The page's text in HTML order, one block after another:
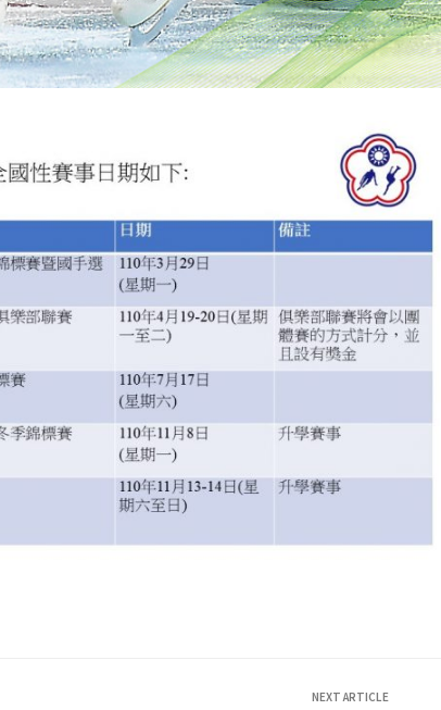
NEXT ARTICLE